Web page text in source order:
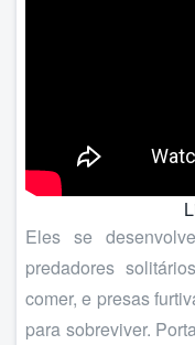
Eles se
predadores
comer, e presas
para sobreviver.